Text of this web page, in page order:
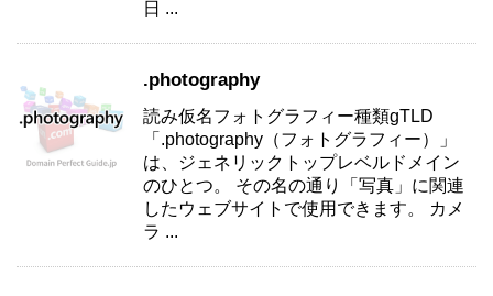
日 ...
.photography
読み仮名フォトグラフィー種類gTLD
「.photography（フォトグラフィー）」
は、ジェネリックトップレベルドメイン
のひとつ。 その名の通り「写真」に関連
したウェブサイトで使用できます。 カメ
ラ ...